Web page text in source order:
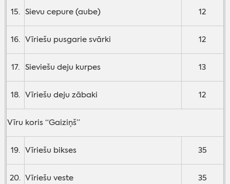
15. Sievu cepure (aube) 12
16. Vīriešu pusgarie svārki 12
17. Sieviešu deju kurpes 13
18. Vīriešu deju zābaki 12
Vīru koris “Gaiziņš”
19. Vīriešu bikses 35
20. Vīriešu veste 35